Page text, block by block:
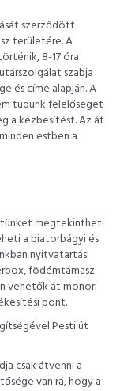
szerződött
területére. A
8-17 óra
szabja
és címe alapján. A
tudunk felelőséget
a kézbesítést. Az át
estben a
megtekintheti
a biatorbágyi és
nyitvatartási
födémtámasz
vehetők át monori
pont.
Pesti út
csak átvenni a
van rá, hogy a